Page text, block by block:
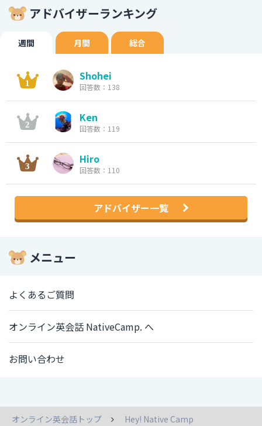
アドバイザーランキング
週間 月間 総合
Shohei
回答数：138
Ken
回答数：119
Hiro
回答数：110
アドバイザー一覧
メニュー
よくあるご質問
オンライン英会話 NativeCamp. へ
お問い合わせ
オンライン英会話トップ
Hey! Native Camp